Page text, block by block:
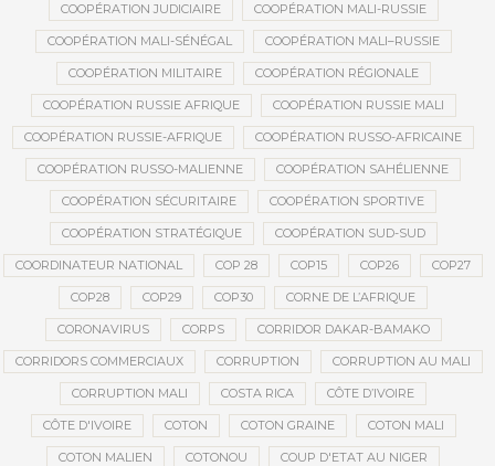
COOPÉRATION JUDICIAIRE COOPÉRATION MALI-RUSSIE
COOPÉRATION MALI-SÉNÉGAL COOPÉRATION MALI–RUSSIE
COOPÉRATION MILITAIRE COOPÉRATION RÉGIONALE
COOPÉRATION RUSSIE AFRIQUE COOPÉRATION RUSSIE MALI
COOPÉRATION RUSSIE-AFRIQUE COOPÉRATION RUSSO-AFRICAINE
COOPÉRATION RUSSO-MALIENNE COOPÉRATION SAHÉLIENNE
COOPÉRATION SÉCURITAIRE COOPÉRATION SPORTIVE
COOPÉRATION STRATÉGIQUE COOPÉRATION SUD-SUD
COORDINATEUR NATIONAL COP 28 COP15 COP26 COP27
COP28 COP29 COP30 CORNE DE L’AFRIQUE
CORONAVIRUS CORPS CORRIDOR DAKAR-BAMAKO
CORRIDORS COMMERCIAUX CORRUPTION CORRUPTION AU MALI
CORRUPTION MALI COSTA RICA CÔTE D’IVOIRE
CÔTE D'IVOIRE COTON COTON GRAINE COTON MALI
COTON MALIEN COTONOU COUP D'ETAT AU NIGER